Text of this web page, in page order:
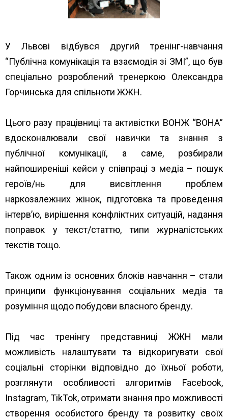
У Львові відбувся другий тренінг-навчання
“Публічна комунікація та взаємодія зі ЗМІ”, що був
спеціально розроблений тренеркою Олександра
Горчинська для спільноти ЖЖН.
Цього разу працівниці та активістки ВОНЖ “ВОНА”
вдосконалювали свої навички та знання з
публічної комунікації, а саме, розбирали
найпоширеніші кейси у співпраці з медіа – пошук
героїв/нь для висвітлення проблем
наркозалежних жінок, підготовка та проведення
інтерв’ю, вирішення конфліктних ситуацій, надання
поправок у текст/статтю, типи журналістських
текстів тощо.
Також одним із основних блоків навчання – стали
принципи функціонування соціальних медіа та
розуміння щодо побудови власного бренду.
Під час тренінгу представниці ЖЖН мали
можливість налаштувати та відкоригувати свої
соціальні сторінки відповідно до їхньої роботи,
розглянути особливості алгоритмів Facebook,
Instagram, TikTok, отримати знання про можливості
створення особистого бренду та розвитку своїх